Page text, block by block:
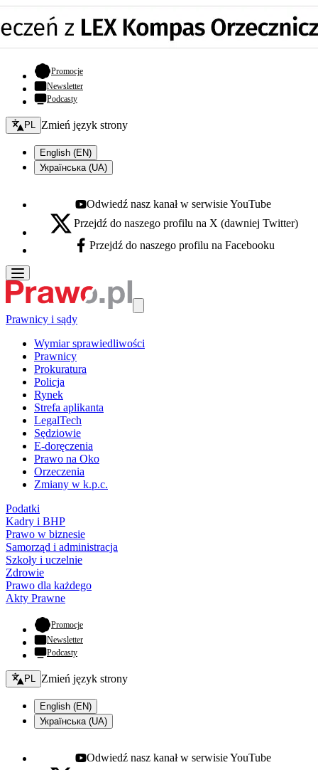
Promocje- otwiera się w nowej karcie
Newsletter
Podcasty
Zmień język - bieżący:
PL Zmień język strony
English (EN)
Українська (UA)
Youtube - otwiera się w nowej karcie
Odwiedź nasz kanał w serwisie YouTube
X - otwiera się w nowej karcie
Przejdź do naszego profilu na X (dawniej Twitter)
Facebook - otwiera się w nowej karcie
Przejdź do naszego profilu na Facebooku
Prawnicy i sądy
Wymiar sprawiedliwości
Prawnicy
Prokuratura
Policja
Rynek
Strefa aplikanta
LegalTech
Sędziowie
E-doręczenia
Prawo na Oko
Orzeczenia
Zmiany w k.p.c.
Podatki
Kadry i BHP
Prawo w biznesie
Samorząd i administracja
Szkoły i uczelnie
Zdrowie
Prawo dla każdego
Akty Prawne
Promocje- otwiera się w nowej karcie
Newsletter
Podcasty
Zmień język - bieżący:
PL Zmień język strony
English (EN)
Українська (UA)
Youtube - otwiera się w nowej karcie
Odwiedź nasz kanał w serwisie YouTube